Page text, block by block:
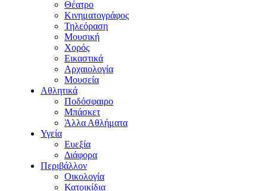
Θέατρο
Κινηματογράφος
Τηλεόραση
Μουσική
Χορός
Εικαστικά
Αρχαιολογία
Μουσεία
Αθλητικά
Ποδόσφαιρο
Μπάσκετ
Άλλα Αθλήματα
Υγεία
Ευεξία
Διάφορα
Περιβάλλον
Οικολογία
Κατοικίδια